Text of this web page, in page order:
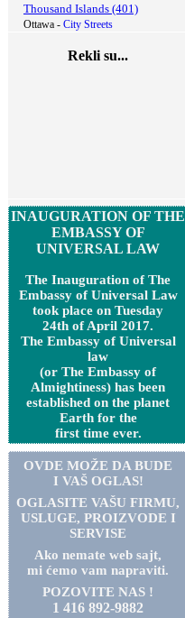
Thousand Islands (401)
Ottawa - City Streets
Rekli su...
INAUGURATION OF THE
EMBASSY OF
UNIVERSAL LAW
The Inauguration of The
Embassy of Universal Law
took place on Tuesday
24th of April 2017.
The Embassy of Universal
law
(or The Embassy of
Almightiness) has been
established on the planet
Earth for the
first time ever.
OVDE MOŽE DA BUDE
I VAŠ OGLAS!
OGLASITE VAŠU FIRMU,
USLUGE, PROIZVODE I
SERVISE
Ako nemate web sajt,
mi ćemo vam napraviti.
POZOVITE NAS !
1 416 892-9882